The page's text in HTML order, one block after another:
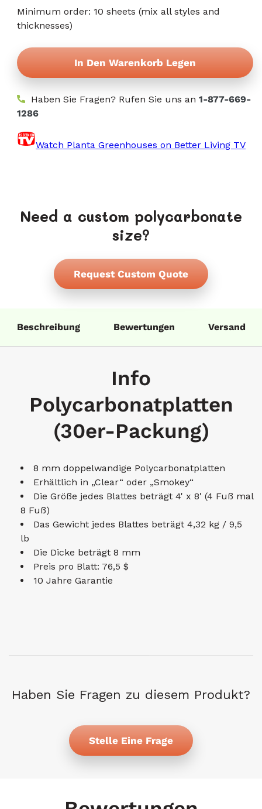
oder
nicht
Minimum order: 10 sheets (mix all styles and
thicknesses)
In Den Warenkorb Legen
Haben Sie Fragen? Rufen Sie uns an 1-877-669-
1286
Watch Planta Greenhouses on Better Living TV
Need a custom polycarbonate
size?
Request Custom Quote
Beschreibung Bewertungen Versand
Info
Polycarbonatplatten
(30er-Packung)
8 mm doppelwandige Polycarbonatplatten
Erhältlich in „Clear“ oder „Smokey“
Die Größe jedes Blattes beträgt 4' x 8' (4 Fuß mal
8 Fuß)
Das Gewicht jedes Blattes beträgt 4,32 kg / 9,5
lb
Die Dicke beträgt 8 mm
Preis pro Blatt: 76,5 $
10 Jahre Garantie
Haben Sie Fragen zu diesem Produkt?
Stelle Eine Frage